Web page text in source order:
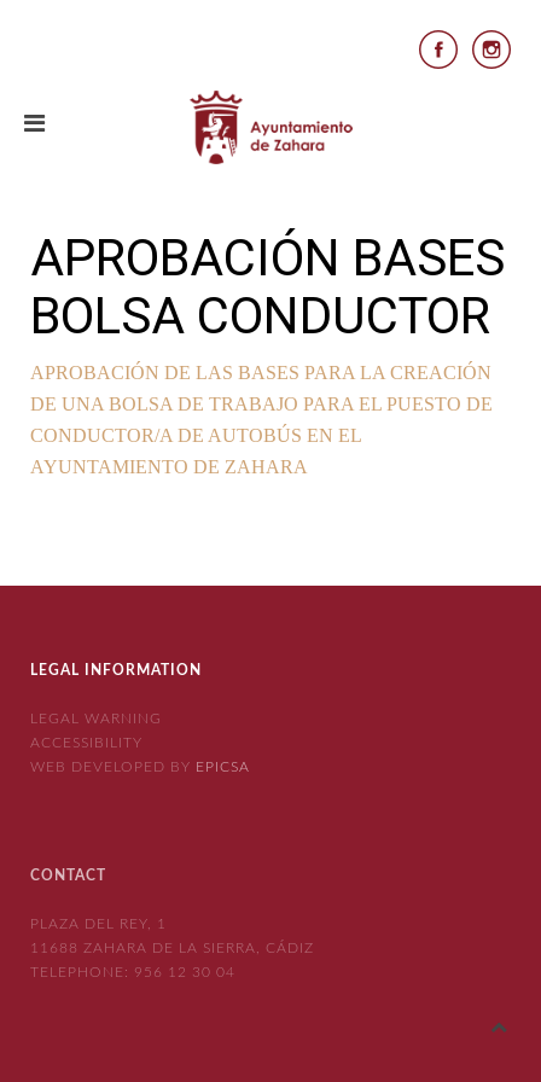
APROBACIÓN BASES
BOLSA CONDUCTOR
APROBACIÓN DE LAS BASES PARA LA CREACIÓN
DE UNA BOLSA DE TRABAJO PARA EL PUESTO DE
CONDUCTOR/A DE AUTOBÚS EN EL
AYUNTAMIENTO DE ZAHARA
LEGAL INFORMATION
LEGAL WARNING
ACCESSIBILITY
WEB DEVELOPED BY EPICSA
CONTACT
PLAZA DEL REY, 1
11688 ZAHARA DE LA SIERRA, CÁDIZ
TELEPHONE: 956 12 30 04